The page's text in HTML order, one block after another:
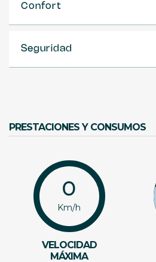
Confort
Seguridad
PRESTACIONES Y CONSUMOS
0
Km/h
VELOCIDAD
MÁXIMA